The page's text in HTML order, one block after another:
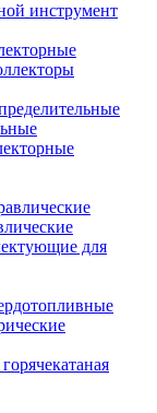
инструмент
для